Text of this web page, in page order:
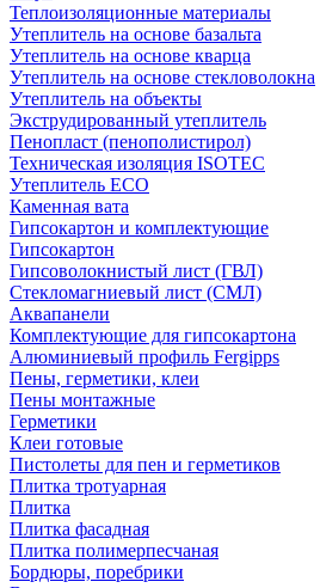
Теплоизоляционные материалы
Утеплитель на основе базальта
Утеплитель на основе кварца
Утеплитель на основе стекловолокна
Утеплитель на объекты
Экструдированный утеплитель
Пенопласт (пенополистирол)
Техническая изоляция ISOTEC
Утеплитель ECO
Каменная вата
Гипсокартон и комплектующие
Гипсокартон
Гипсоволокнистый лист (ГВЛ)
Стекломагниевый лист (СМЛ)
Аквапанели
Комплектующие для гипсокартона
Алюминиевый профиль Fergipps
Пены, герметики, клеи
Пены монтажные
Герметики
Клеи готовые
Пистолеты для пен и герметиков
Плитка тротуарная
Плитка
Плитка фасадная
Плитка полимерпесчаная
Бордюры, поребрики